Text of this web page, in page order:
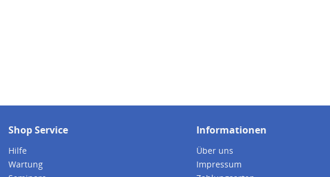
Shop Service
Hilfe
Wartung
Informationen
Über uns
Impressum